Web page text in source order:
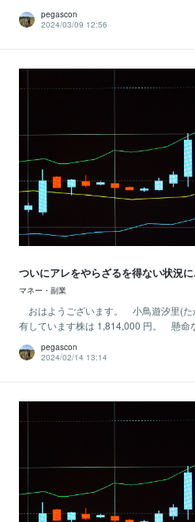
pegascon
2024/03/09 12:56
ついにアレをやらざるを得ない状況
マネー・副業
おはようございます。 小鳥遊汐里(
有しています株は 1,814,000 円。 懸命
pegascon
2024/02/14 13:14